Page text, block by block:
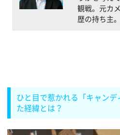
観戦。元カ
歴の持ち主。
ひと目で惹かれる「キャンデ
た経緯とは？